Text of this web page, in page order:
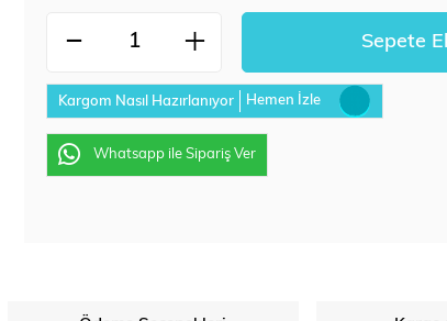
Kargom Nasıl Hazırlanıyor Hemen İzle
Whatsapp ile Sipariş Ver